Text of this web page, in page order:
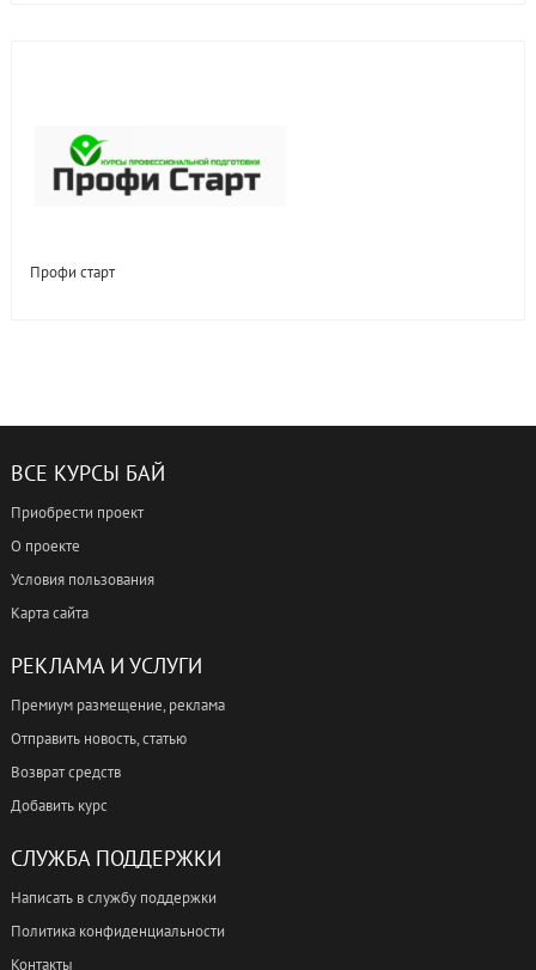
Профи старт
ВСЕ КУРСЫ БАЙ
Приобрести проект
О проекте
Условия пользования
Карта сайта
РЕКЛАМА И УСЛУГИ
Премиум размещение, реклама
Отправить новость, статью
Возврат средств
Добавить курс
СЛУЖБА ПОДДЕРЖКИ
Написать в службу поддержки
Политика конфиденциальности
Контакты